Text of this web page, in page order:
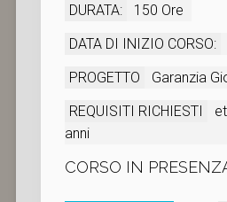
DURATA:
150 Ore
DATA DI INIZIO CORSO:
PROGETTO
Garanzia
REQUISITI RICHIESTI
anni
CORSO IN